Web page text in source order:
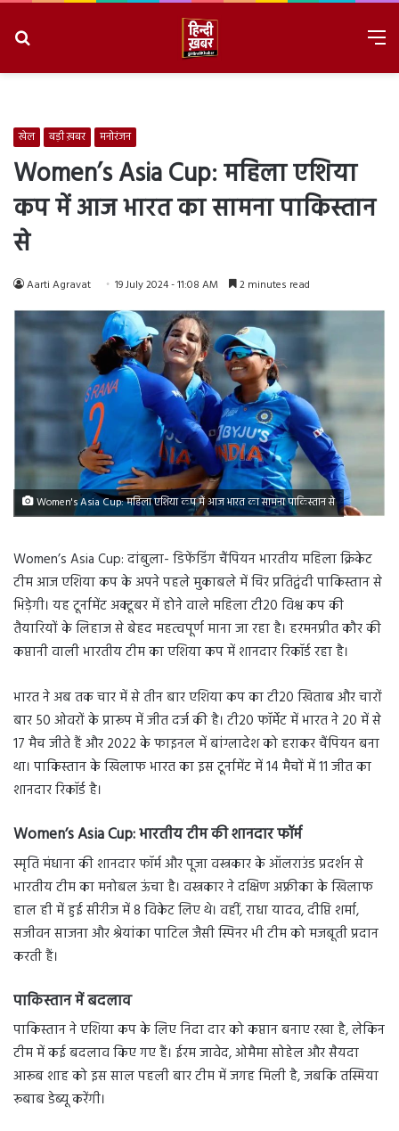
खेल बड़ी ख़बर मनोरंजन
Women’s Asia Cup: महिला एशिया
कप में आज भारत का सामना पाकिस्तान
से
Aarti Agravat 19 July 2024 - 11:08 AM 2 minutes read
Women's Asia Cup: महिला एशिया कप में आज भारत का सामना पाकिस्तान से
Women’s Asia Cup: दांबुला- डिफेंडिंग चैंपियन भारतीय महिला क्रिकेट
टीम आज एशिया कप के अपने पहले मुकाबले में चिर प्रतिद्वंदी पाकिस्तान से
भिड़ेगी। यह टूर्नामेंट अक्टूबर में होने वाले महिला टी20 विश्व कप की
तैयारियों के लिहाज से बेहद महत्वपूर्ण माना जा रहा है। हरमनप्रीत कौर की
कप्तानी वाली भारतीय टीम का एशिया कप में शानदार रिकॉर्ड रहा है।
भारत ने अब तक चार में से तीन बार एशिया कप का टी20 खिताब और चारों
बार 50 ओवरों के प्रारूप में जीत दर्ज की है। टी20 फॉर्मेट में भारत ने 20 में से
17 मैच जीते हैं और 2022 के फाइनल में बांग्लादेश को हराकर चैंपियन बना
था। पाकिस्तान के खिलाफ भारत का इस टूर्नामेंट में 14 मैचों में 11 जीत का
शानदार रिकॉर्ड है।
Women’s Asia Cup: भारतीय टीम की शानदार फॉर्म
स्मृति मंधाना की शानदार फॉर्म और पूजा वस्त्रकार के ऑलराउंड प्रदर्शन से
भारतीय टीम का मनोबल ऊंचा है। वस्त्रकार ने दक्षिण अफ्रीका के खिलाफ
हाल ही में हुई सीरीज में 8 विकेट लिए थे। वहीं, राधा यादव, दीप्ति शर्मा,
सजीवन साजना और श्रेयांका पाटिल जैसी स्पिनर भी टीम को मजबूती प्रदान
करती हैं।
पाकिस्तान में बदलाव
पाकिस्तान ने एशिया कप के लिए निदा दार को कप्तान बनाए रखा है, लेकिन
टीम में कई बदलाव किए गए हैं। ईरम जावेद, ओमैमा सोहेल और सैयदा
आरूब शाह को इस साल पहली बार टीम में जगह मिली है, जबकि तस्मिया
रूबाब डेब्यू करेंगी।